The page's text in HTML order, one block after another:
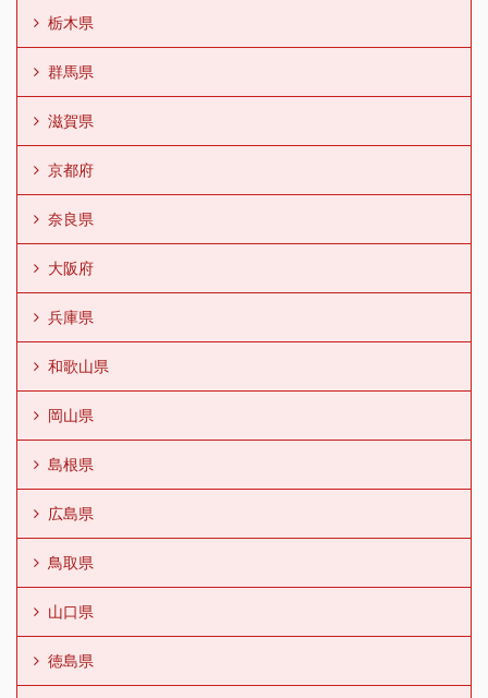
栃木県
群馬県
滋賀県
京都府
奈良県
大阪府
兵庫県
和歌山県
岡山県
島根県
広島県
鳥取県
山口県
徳島県